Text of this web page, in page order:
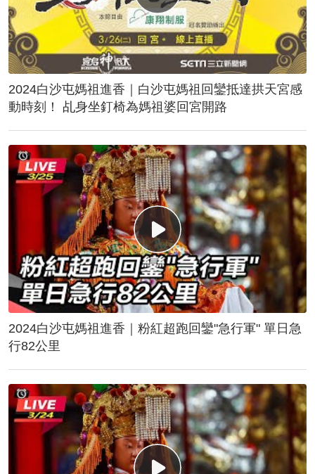
2024白沙屯媽祖進香｜白沙屯媽祖回鑾抵達拱天宮感
動時刻！ 乩身坐釘椅為媽祖婆回宮開路
2024白沙屯媽祖進香｜粉紅超跑回鑾"急行軍" 單日急
行82公里